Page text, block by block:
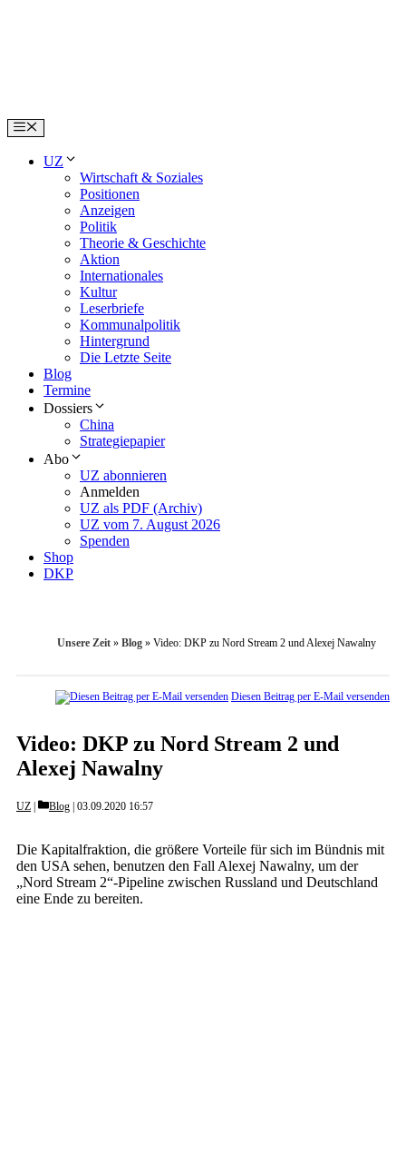
Menu
UZ
Wirtschaft & Soziales
Positionen
Anzeigen
Politik
Theorie & Geschichte
Aktion
Internationales
Kultur
Leserbriefe
Kommunalpolitik
Hintergrund
Die Letzte Seite
Blog
Termine
Dossiers
China
Strategiepapier
Abo
UZ abonnieren
Anmelden
UZ als PDF (Archiv)
UZ vom 7. August 2026
Spenden
Shop
DKP
Unsere Zeit » Blog » Video: DKP zu Nord Stream 2 und Alexej Nawalny
Diesen Beitrag per E-Mail versenden
Video: DKP zu Nord Stream 2 und
Alexej Nawalny
UZ Categories
Blog 03.09.2020 16:57
Die Kapitalfraktion, die größere Vorteile für sich im Bündnis mit
den USA sehen, benutzen den Fall Alexej Nawalny, um der
„Nord Stream 2“-Pipeline zwischen Russland und Deutschland
eine Ende zu bereiten.